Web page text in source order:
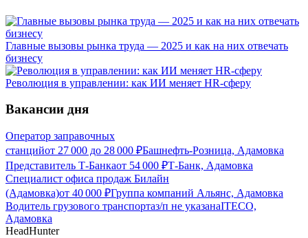
Главные вызовы рынка труда — 2025 и как на них отвечать
бизнесу
Революция в управлении: как ИИ меняет HR-сферу
Вакансии дня
Оператор заправочных
станцийот 27 000 до 28 000 ₽Башнефть-Розница, Адамовка
Представитель Т-Банкаот 54 000 ₽Т-Банк, Адамовка
Специалист офиса продаж Билайн
(Адамовка)от 40 000 ₽Группа компаний Альянс, Адамовка
Водитель грузового транспортаз/п не указанаITECO,
Адамовка
HeadHunter